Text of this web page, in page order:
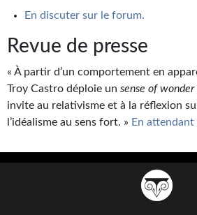
En discuter sur le forum.
Revue de presse
« À partir d’un comportement en
Troy Castro déploie un sense of wonder
invite au relativisme et à la réflexion
l’idéalisme au sens fort. » En attendant